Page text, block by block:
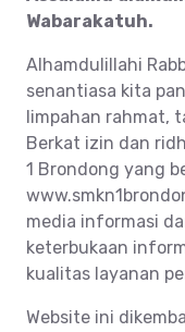
Wabarakatuh.
Alhamdulillahi
senantiasa kita
limpahan rahmat,
Berkat izin dan
1 Brondong yang
media informasi
keterbukaan
kualitas layanan
Website ini